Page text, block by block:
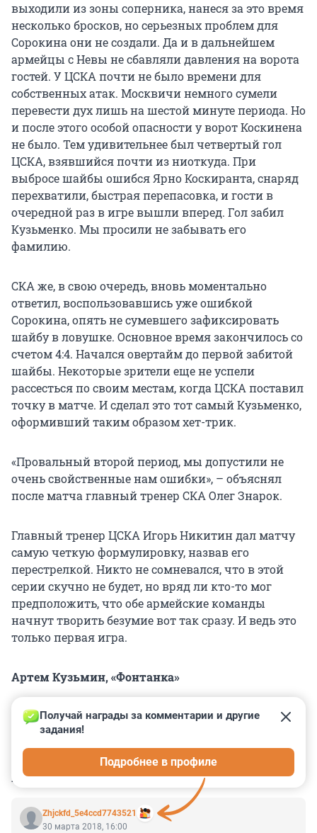
выходили из зоны соперника, нанеся за это время
несколько бросков, но серьезных проблем для
Сорокина они не создали. Да и в дальнейшем
армейцы с Невы не сбавляли давления на ворота
гостей. У ЦСКА почти не было времени для
собственных атак. Москвичи немного сумели
перевести дух лишь на шестой минуте периода. Но
и после этого особой опасности у ворот Коскинена
не было. Тем удивительнее был четвертый гол
ЦСКА, взявшийся почти из ниоткуда. При
выбросе шайбы ошибся Ярно Коскиранта, снаряд
перехватили, быстрая перепасовка, и гости в
очередной раз в игре вышли вперед. Гол забил
Кузьменко. Мы просили не забывать его
фамилию.
СКА же, в свою очередь, вновь моментально
ответил, воспользовавшись уже ошибкой
Сорокина, опять не сумевшего зафиксировать
шайбу в ловушке. Основное время закончилось со
счетом 4:4. Начался овертайм до первой забитой
шайбы. Некоторые зрители еще не успели
рассесться по своим местам, когда ЦСКА поставил
точку в матче. И сделал это тот самый Кузьменко,
оформивший таким образом хет-трик.
«Провальный второй период, мы допустили не
очень свойственные нам ошибки», – объяснял
после матча главный тренер СКА Олег Знарок.
Главный тренер ЦСКА Игорь Никитин дал матчу
самую четкую формулировку, назвав его
перестрелкой. Никто не сомневался, что в этой
серии скучно не будет, но вряд ли кто-то мог
предположить, что обе армейские команды
начнут творить безумие вот так сразу. И ведь это
только первая игра.
Артем Кузьмин, «Фонтанка»
КОММЕНТАРИИ 4
Zhjckfd_5e4ccd7743521
Получай награды за комментарии и другие
задания!
Подробнее в профиле
30 марта 2018, 16:00